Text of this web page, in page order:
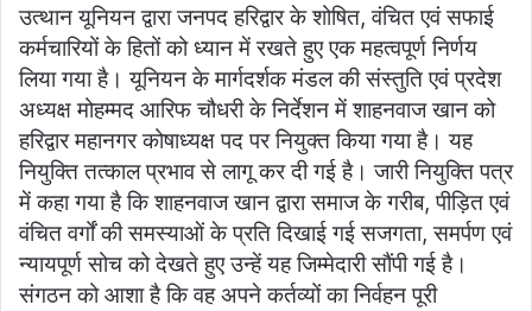
s
A
p
p
e
b
o
o
k
er l
e
उत्थान यूनियन द्वारा जनपद हरिद्वार के शोषित, वंचित एवं सफाई
कर्मचारियों के हितों को ध्यान में रखते हुए एक महत्वपूर्ण निर्णय
लिया गया है। यूनियन के मार्गदर्शक मंडल की संस्तुति एवं प्रदेश
अध्यक्ष मोहम्मद आरिफ चौधरी के निर्देशन में शाहनवाज खान को
हरिद्वार महानगर कोषाध्यक्ष पद पर नियुक्त किया गया है। यह
नियुक्ति तत्काल प्रभाव से लागू कर दी गई है। जारी नियुक्ति पत्र
में कहा गया है कि शाहनवाज खान द्वारा समाज के गरीब, पीड़ित एवं
वंचित वर्गों की समस्याओं के प्रति दिखाई गई सजगता, समर्पण एवं
न्यायपूर्ण सोच को देखते हुए उन्हें यह जिम्मेदारी सौंपी गई है।
संगठन को आशा है कि वह अपने कर्तव्यों का निर्वहन पूरी